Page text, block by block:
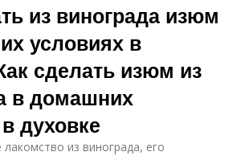
из винограда изюм
условиях в
сделать изюм из
в домашних
духовке
из винограда, его